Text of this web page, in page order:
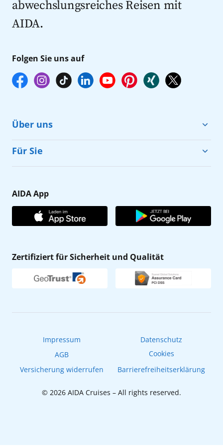
abwechslungsreiches Reisen mit
AIDA.
Folgen Sie uns auf
Über uns
Cruise & Help
Karriere
Affiliateprogramm
Verhaltens- & Ethikkodex
Newsletter
Für Sie
Gästefragebogen
AIDA Club
AIDA App
AIDA App
Zertifiziert für Sicherheit und Qualität
Impressum
Datenschutz
AGB
Cookies
Versicherung widerrufen
Barrierefreiheitserklärung
© 2026 AIDA Cruises – All rights reserved.